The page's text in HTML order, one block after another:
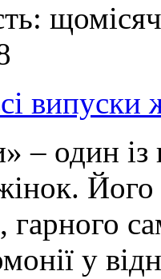
випуски
– один
Його
гарного
у